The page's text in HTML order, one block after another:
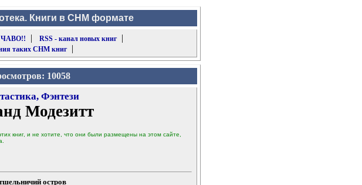
Книги в CHM формате
ЧАВО!! | RSS - канал новых книг|
таких CHM книг|
10058
Фэнтези
Модезитт
книг, и не хотите, что они были размещены на этом сайте,
остров